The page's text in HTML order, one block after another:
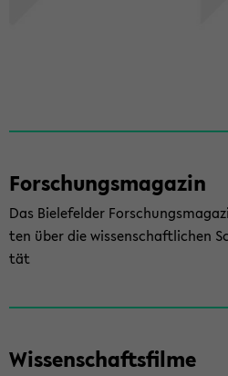
For­schungs­ma­ga­zin
Das Bie­le­fel­der
ten über die wis­sen­schaft­li­chen
tät
Wis­sen­schafts­fil­me